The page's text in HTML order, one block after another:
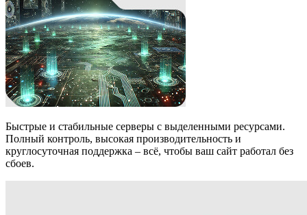
Быстрые и стабильные серверы с выделенными ресурсами.
Полный контроль, высокая производительность и
круглосуточная поддержка – всё, чтобы ваш сайт работал без
сбоев.